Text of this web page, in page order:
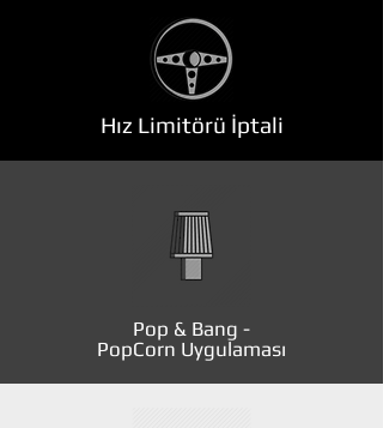
Hız Limitörü İptali
Pop & Bang -
PopCorn Uygulaması